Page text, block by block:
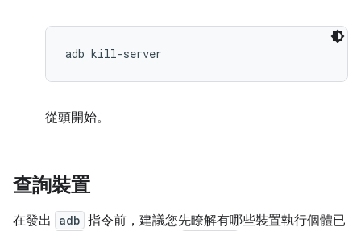
從頭開始。
查詢裝置
在發出 adb 指令前，建議您先瞭解有哪些裝置執行個體已